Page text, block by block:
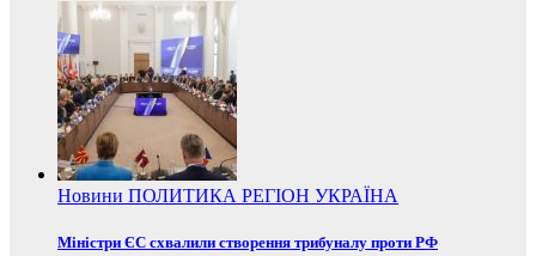
Новини ПОЛИТИКА РЕГІОН УКРАЇНА
Міністри ЄС схвалили створення трибуналу проти РФ